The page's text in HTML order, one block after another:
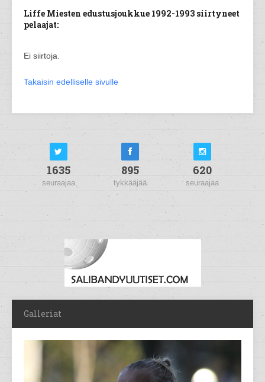
Liffe Miesten edustusjoukkue 1992-1993 siirtyneet
pelaajat:
Ei siirtoja.
Takaisin edelliselle sivulle
1635
seuraajaa
895
tykkääjää
620
seuraajaa
Galleriat